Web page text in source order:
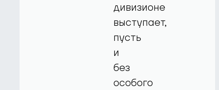
дивизионе
выступает,
пусть
и
без
особого